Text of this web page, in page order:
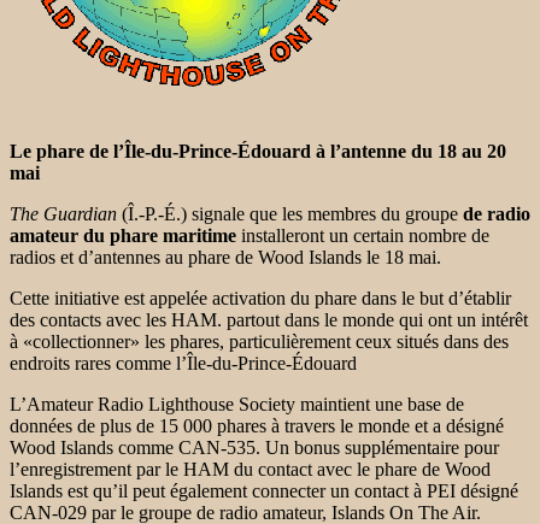
Le phare de l’Île-du-Prince-Édouard à l’antenne du 18 au 20
mai
The Guardian (Î.-P.-É.) signale que les membres du groupe de radio
amateur du phare maritime installeront un certain nombre de
radios et d’antennes au phare de Wood Islands le 18 mai.
Cette initiative est appelée activation du phare dans le but d’établir
des contacts avec les HAM. partout dans le monde qui ont un intérêt
à «collectionner» les phares, particulièrement ceux situés dans des
endroits rares comme l’Île-du-Prince-Édouard
L’Amateur Radio Lighthouse Society maintient une base de
données de plus de 15 000 phares à travers le monde et a désigné
Wood Islands comme CAN-535. Un bonus supplémentaire pour
l’enregistrement par le HAM du contact avec le phare de Wood
Islands est qu’il peut également connecter un contact à PEI désigné
CAN-029 par le groupe de radio amateur, Islands On The Air.